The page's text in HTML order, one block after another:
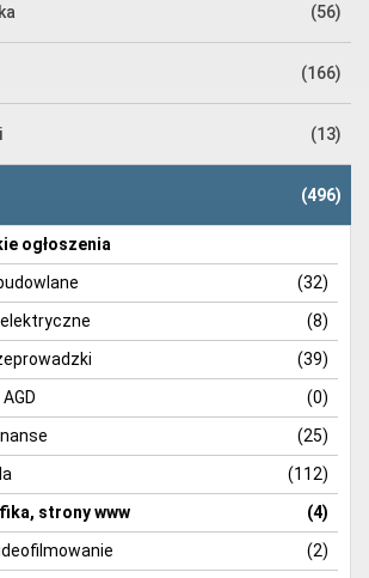
(56)
(166)
(13)
(496)
ogłoszenia
(32)
(8)
(39)
(0)
(25)
(112)
strony www
(4)
(2)